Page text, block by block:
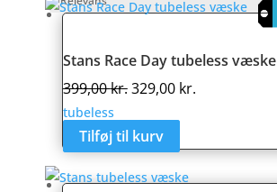
Stans Race Day tubeless væske
399,00kr.Den
pris
var:
399,00 kr..
329,00 kr.Den
er:
329,00 kr..
tubeless
Tilføj til kurv